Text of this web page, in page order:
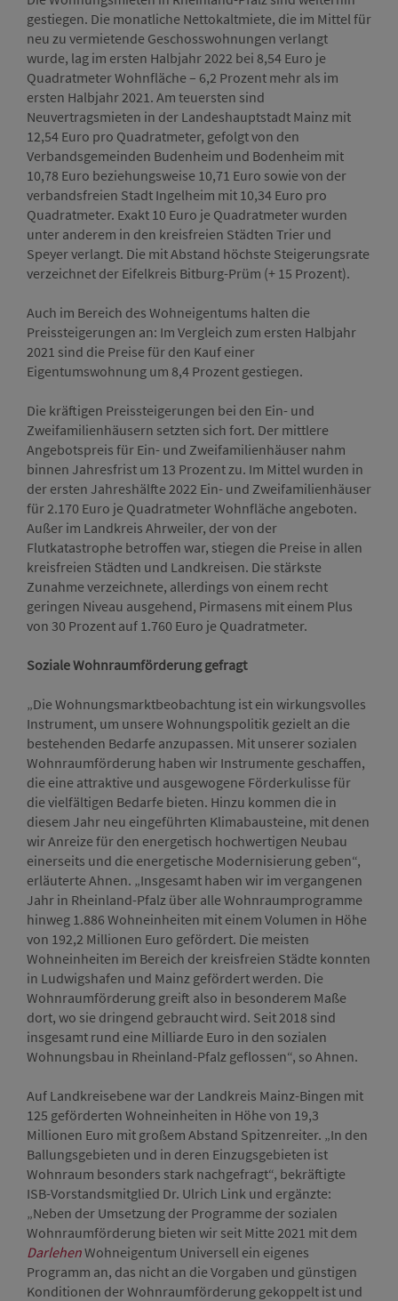
gestiegen. Die monatliche Nettokaltmiete, die im Mittel für
neu zu vermietende Geschosswohnungen verlangt
wurde, lag im ersten Halbjahr 2022 bei 8,54 Euro je
Quadratmeter Wohnfläche – 6,2 Prozent mehr als im
ersten Halbjahr 2021. Am teuersten sind
Neuvertragsmieten in der Landeshauptstadt Mainz mit
12,54 Euro pro Quadratmeter, gefolgt von den
Verbandsgemeinden Budenheim und Bodenheim mit
10,78 Euro beziehungsweise 10,71 Euro sowie von der
verbandsfreien Stadt Ingelheim mit 10,34 Euro pro
Quadratmeter. Exakt 10 Euro je Quadratmeter wurden
unter anderem in den kreisfreien Städten Trier und
Speyer verlangt. Die mit Abstand höchste Steigerungsrate
verzeichnet der Eifelkreis Bitburg-Prüm (+ 15 Prozent).
Auch im Bereich des Wohneigentums halten die
Preissteigerungen an: Im Vergleich zum ersten Halbjahr
2021 sind die Preise für den Kauf einer
Eigentumswohnung um 8,4 Prozent gestiegen.
Die kräftigen Preissteigerungen bei den Ein- und
Zweifamilienhäusern setzten sich fort. Der mittlere
Angebotspreis für Ein- und Zweifamilienhäuser nahm
binnen Jahresfrist um 13 Prozent zu. Im Mittel wurden in
der ersten Jahreshälfte 2022 Ein- und Zweifamilienhäuser
für 2.170 Euro je Quadratmeter Wohnfläche angeboten.
Außer im Landkreis Ahrweiler, der von der
Flutkatastrophe betroffen war, stiegen die Preise in allen
kreisfreien Städten und Landkreisen. Die stärkste
Zunahme verzeichnete, allerdings von einem recht
geringen Niveau ausgehend, Pirmasens mit einem Plus
von 30 Prozent auf 1.760 Euro je Quadratmeter.
Soziale Wohnraumförderung gefragt
„Die Wohnungsmarktbeobachtung ist ein wirkungsvolles
Instrument, um unsere Wohnungspolitik gezielt an die
bestehenden Bedarfe anzupassen. Mit unserer sozialen
Wohnraumförderung haben wir Instrumente geschaffen,
die eine attraktive und ausgewogene Förderkulisse für
die vielfältigen Bedarfe bieten. Hinzu kommen die in
diesem Jahr neu eingeführten Klimabausteine, mit denen
wir Anreize für den energetisch hochwertigen Neubau
einerseits und die energetische Modernisierung geben“,
erläuterte Ahnen. „Insgesamt haben wir im vergangenen
Jahr in Rheinland-Pfalz über alle Wohnraumprogramme
hinweg 1.886 Wohneinheiten mit einem Volumen in Höhe
von 192,2 Millionen Euro gefördert. Die meisten
Wohneinheiten im Bereich der kreisfreien Städte konnten
in Ludwigshafen und Mainz gefördert werden. Die
Wohnraumförderung greift also in besonderem Maße
dort, wo sie dringend gebraucht wird. Seit 2018 sind
insgesamt rund eine Milliarde Euro in den sozialen
Wohnungsbau in Rheinland-Pfalz geflossen“, so Ahnen.
Auf Landkreisebene war der Landkreis Mainz-Bingen mit
125 geförderten Wohneinheiten in Höhe von 19,3
Millionen Euro mit großem Abstand Spitzenreiter. „In den
Ballungsgebieten und in deren Einzugsgebieten ist
Wohnraum besonders stark nachgefragt“, bekräftigte
ISB-Vorstandsmitglied Dr. Ulrich Link und ergänzte:
„Neben der Umsetzung der Programme der sozialen
Wohnraumförderung bieten wir seit Mitte 2021 mit dem
DarlehenWohneigentum Universell ein eigenes
Programm an, das nicht an die Vorgaben und günstigen
Konditionen der Wohnraumförderung gekoppelt ist und